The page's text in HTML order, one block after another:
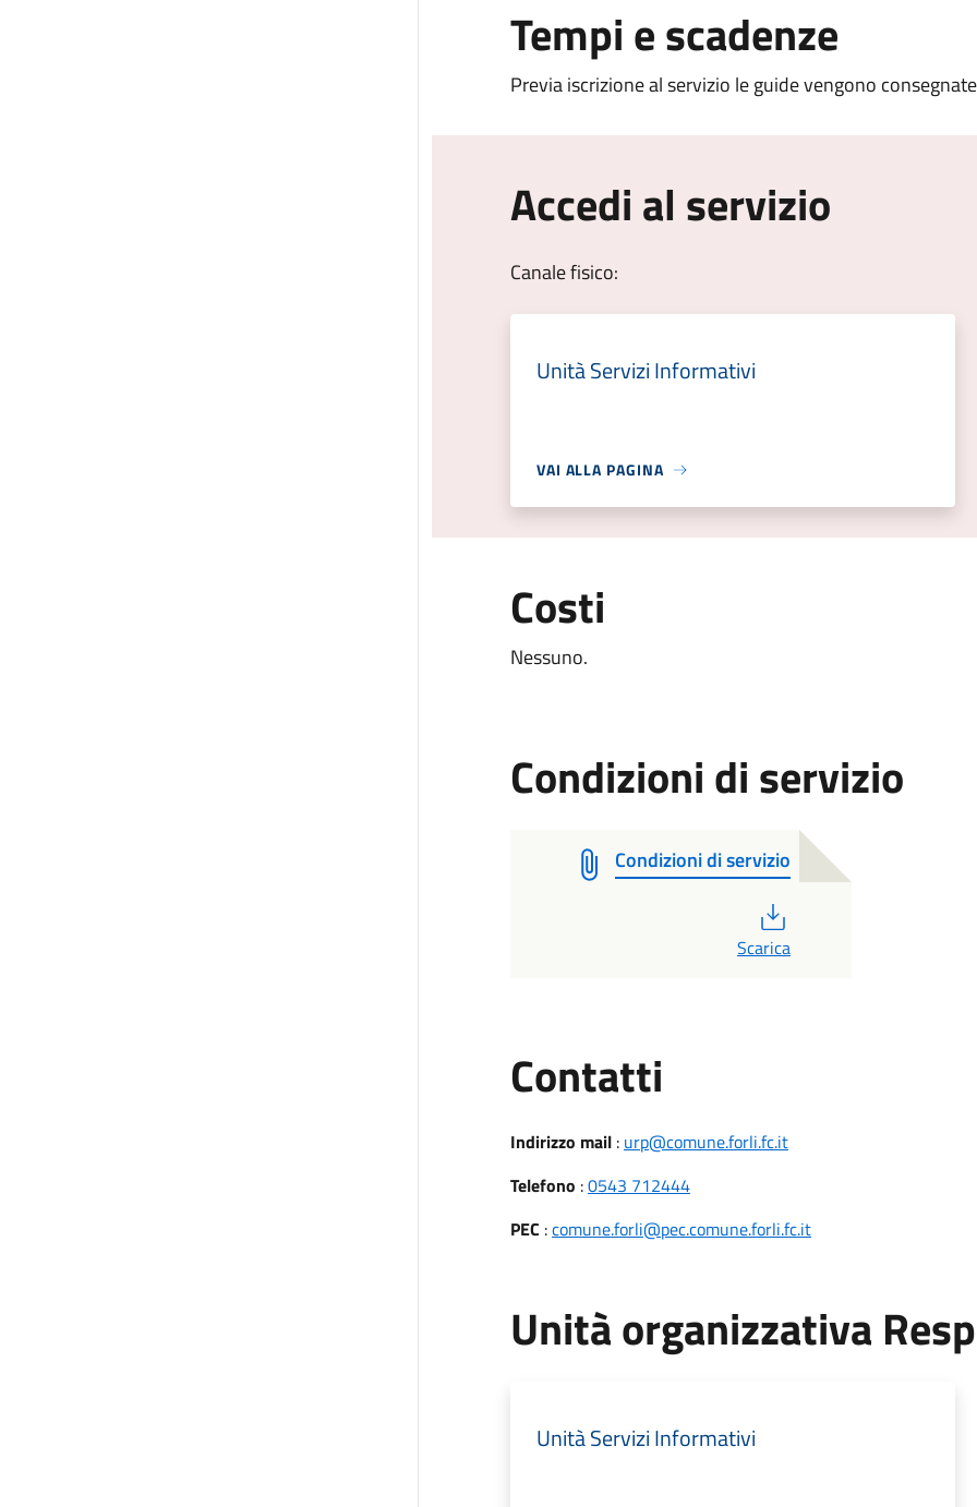
Tempi e scadenze
Previa iscrizione al servizio le guide vengono
Accedi al servizio
Canale fisico:
Unità Servizi Informativi
VAI ALLA PAGINA
Costi
Nessuno.
Condizioni di servizio
Condizioni di servizio
Scarica
Contatti
Indirizzo mail: urp@comune.forli.fc.it
Telefono :0543 712444
PEC :comune.forli@pec.comune.forli.fc.it
Unità organizzativa
Unità Servizi Informativi